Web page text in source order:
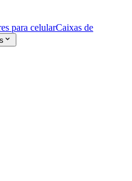
para celularCaixas de